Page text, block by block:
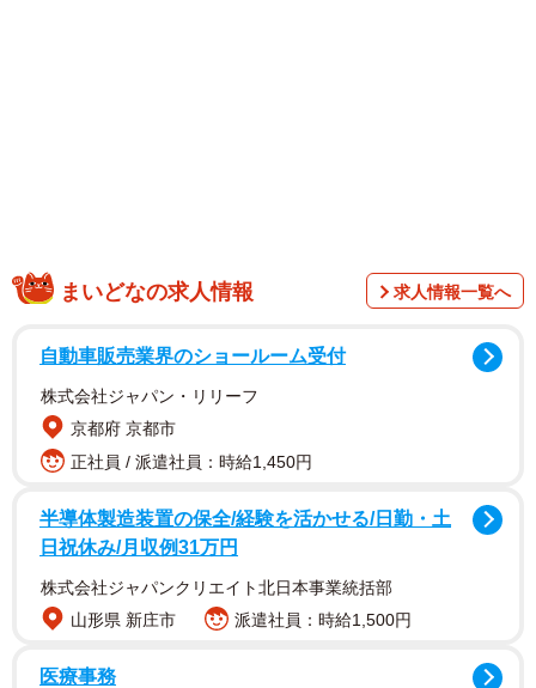
調査は、現在ブルーカラー職（製造業、建設業、物流・運
輸など）に従事している724人を対象として、2026年3月に
インターネットで実施されました。
まいどなの求人情報 求人情報一覧へ
自動車販売業界のショールーム受付
株式会社ジャパン・リリーフ
京都府 京都市
正社員 / 派遣社員：時給1,450円
半導体製造装置の保全/経験を活かせる/日勤・土
日祝休み/月収例31万円
株式会社ジャパンクリエイト北日本事業統括部
山形県 新庄市
派遣社員：時給1,500円
医療事務